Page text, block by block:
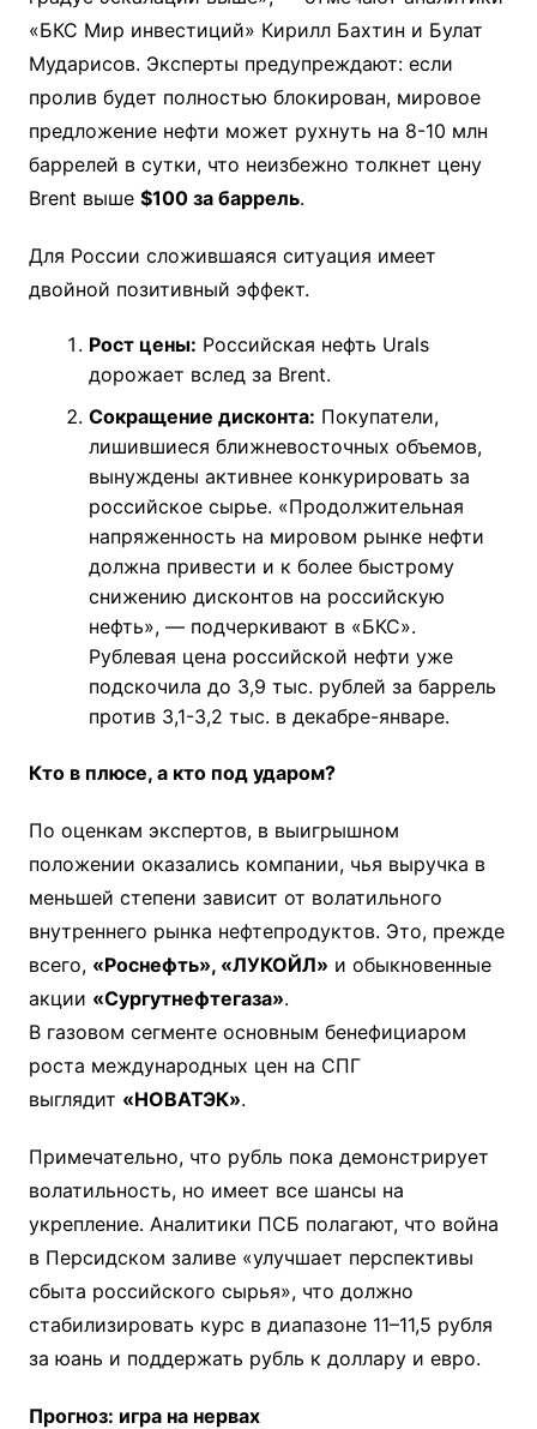
«БКС Мир инвестиций» Кирилл Бахтин и Булат
Мударисов. Эксперты предупреждают: если
пролив будет полностью блокирован, мировое
предложение нефти может рухнуть на 8-10 млн
баррелей в сутки, что неизбежно толкнет цену
Brent выше $100 за баррель.
Для России сложившаяся ситуация имеет
двойной позитивный эффект.
Рост цены: Российская нефть Urals
дорожает вслед за Brent.
Сокращение дисконта: Покупатели,
лишившиеся ближневосточных объемов,
вынуждены активнее конкурировать за
российское сырье. «Продолжительная
напряженность на мировом рынке нефти
должна привести и к более быстрому
снижению дисконтов на российскую
нефть», — подчеркивают в «БКС».
Рублевая цена российской нефти уже
подскочила до 3,9 тыс. рублей за баррель
против 3,1-3,2 тыс. в декабре-январе.
Кто в плюсе, а кто под ударом?
По оценкам экспертов, в выигрышном
положении оказались компании, чья выручка в
меньшей степени зависит от волатильного
внутреннего рынка нефтепродуктов. Это, прежде
всего, «Роснефть», «ЛУКОЙЛ» и обыкновенные
акции «Сургутнефтегаза».
В газовом сегменте основным бенефициаром
роста международных цен на СПГ
выглядит «НОВАТЭК».
Примечательно, что рубль пока демонстрирует
волатильность, но имеет все шансы на
укрепление. Аналитики ПСБ полагают, что война
в Персидском заливе «улучшает перспективы
сбыта российского сырья», что должно
стабилизировать курс в диапазоне 11–11,5 рубля
за юань и поддержать рубль к доллару и евро.
Прогноз: игра на нервах